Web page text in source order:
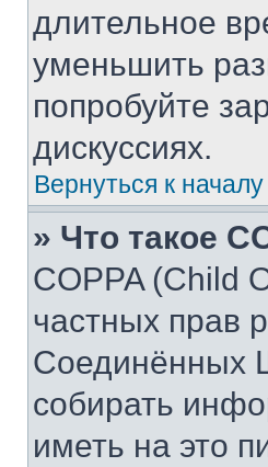
длительное
уменьшить
попробуйте
дискуссиях.
Вернуться к началу
» Что такое
COPPA (Child
частных прав
Соединённых
собирать
иметь на это